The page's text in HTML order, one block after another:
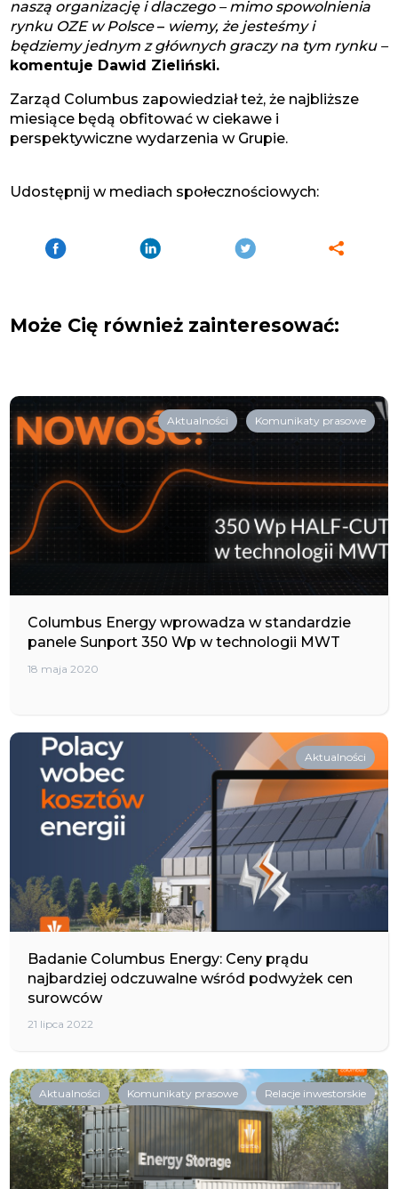
naszą organizację i dlaczego – mimo spowolnienia
rynku OZE w Polsce– wiemy, że jesteśmy i
będziemy jednym z głównych graczy na tym rynku –
komentuje Dawid Zieliński.
Zarząd Columbus zapowiedział też, że najbliższe
miesiące będą obfitować w ciekawe i
perspektywiczne wydarzenia w Grupie.
Udostępnij w mediach społecznościowych:
Może Cię również zainteresować:
Aktualności Komunikaty prasowe
Columbus Energy wprowadza w standardzie
panele Sunport 350 Wp w technologii MWT
18 maja 2020
Aktualności
Badanie Columbus Energy: Ceny prądu
najbardziej odczuwalne wśród podwyżek cen
surowców
21 lipca 2022
Aktualności Komunikaty prasowe Relacje inwestorskie